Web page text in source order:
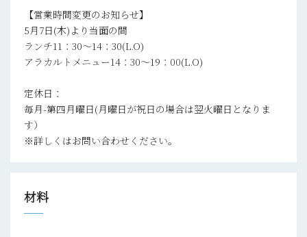
【営業時間変更のお知らせ】
5月7日(木)より当面の間
ランチ11：30～14：30(L.O)
アラカルトメニュー14：30～19：00(L.O)
定休日：
毎月-第四月曜日(月曜日が祝日の場合は翌火曜日となりま
す）
※詳しくはお問い合わせください。
材料